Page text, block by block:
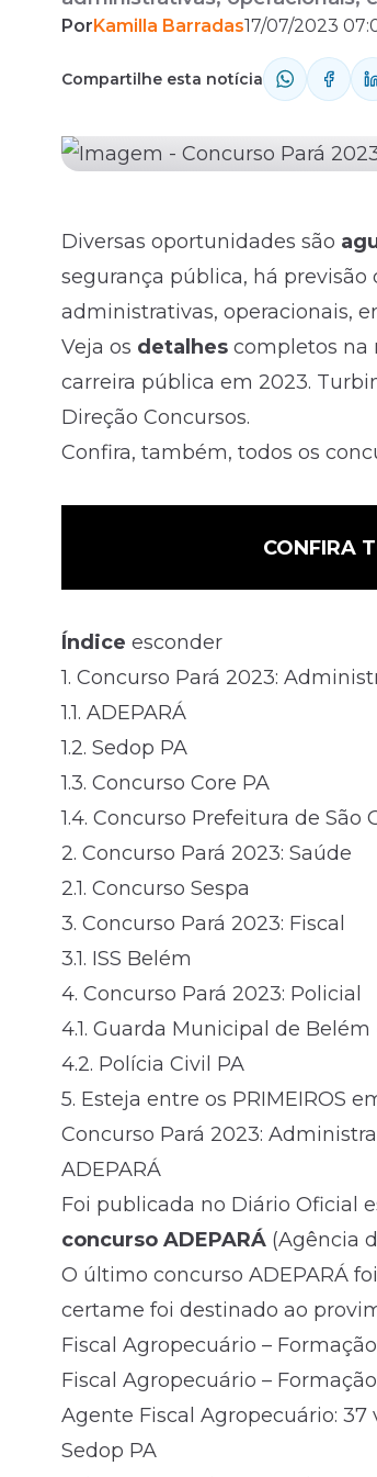
e não perca a oportunidade
preparação com a Assinatura
PorKamilla Barradas17/07/2023
Compartilhe esta notícia
Diversas oportunidades são
segurança pública, há previsão
administrativas, operacionais,
Veja os detalhes completos na
carreira pública em 2023.
Direção Concursos.
Confira, também, todos os
CONFIRA
Índice esconder
1. Concurso Pará 2023:
1.1. ADEPARÁ
1.2. Sedop PA
1.3. Concurso Core PA
1.4. Concurso Prefeitura de São
2. Concurso Pará 2023: Saúde
2.1. Concurso Sespa
3. Concurso Pará 2023: Fiscal
3.1. ISS Belém
4. Concurso Pará 2023: Policial
4.1. Guarda Municipal de Belém
4.2. Polícia Civil PA
5. Esteja entre os PRIMEIROS
Concurso Pará 2023:
ADEPARÁ
Foi publicada no Diário Oficial
concurso ADEPARÁ (Agência
O último concurso ADEPARÁ
certame foi destinado ao
Fiscal Agropecuário –
Fiscal Agropecuário –
Agente Fiscal Agropecuário: 37
Sedop PA